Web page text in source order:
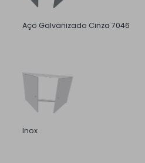
Aço Galvanizado Cinza 7046
Inox